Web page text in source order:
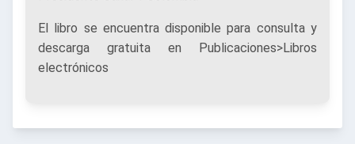
El libro se encuentra disponible para consulta y
descarga gratuita en Publicaciones>Libros
electrónicos